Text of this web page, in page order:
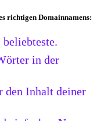
richtigen Domainnamens:
in der
den Inhalt deiner